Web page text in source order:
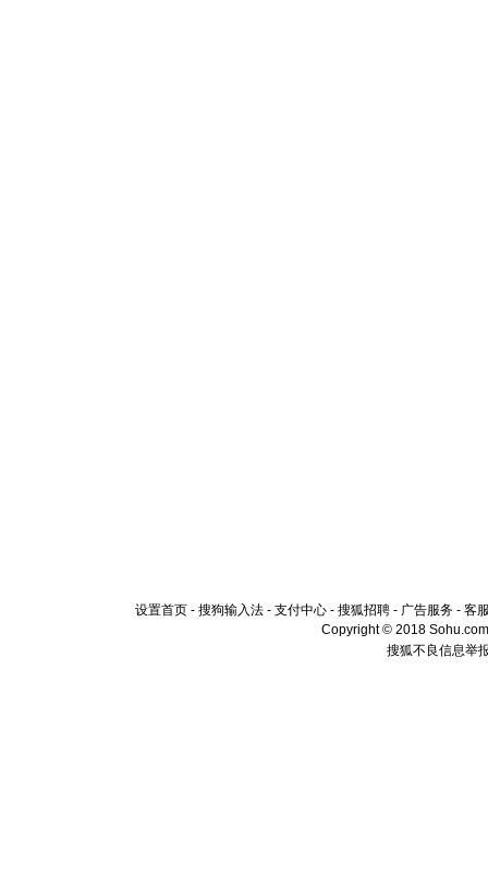
设置首页 - 搜狗输入法 - 支付中心 - 搜狐招聘 - 广告服务 - 客
Copyright © 2018
搜狐不良信息举